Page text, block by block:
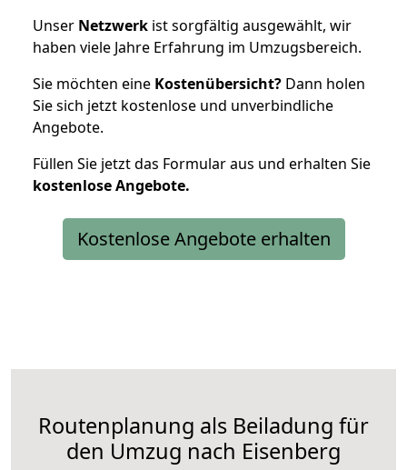
Unser Netzwerk ist sorgfältig ausgewählt, wir
haben viele Jahre Erfahrung im Umzugsbereich.
Sie möchten eine Kostenübersicht? Dann holen
Sie sich jetzt kostenlose und unverbindliche
Angebote.
Füllen Sie jetzt das Formular aus und erhalten Sie
kostenloseAngebote.
Kostenlose Angebote erhalten
Routenplanung als Beiladung für
den Umzug nach Eisenberg